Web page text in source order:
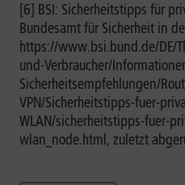
[6] BSI: Sicherheitstipps für
Bundesamt für Sicherheit in
https://www.bsi.bund.de/DE/
und-Verbraucher/
Sicherheitsempfehlungen/
VPN/Sicherheitstipps-fuer-
WLAN/sicherheitstipps-fuer-
wlan_node.html, zuletzt